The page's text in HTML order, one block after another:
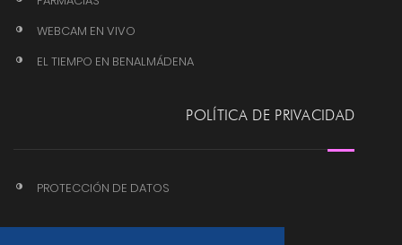
WEBCAM EN VIVO
EL TIEMPO EN BENALMÁDENA
POLÍTICA DE PRIVACIDAD
PROTECCIÓN DE DATOS